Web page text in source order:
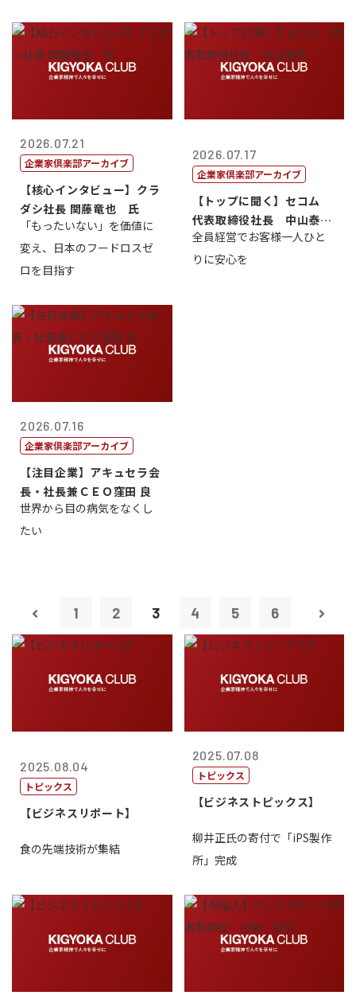
2026.07.21
企業家倶楽部アーカイブ
【核心インタビュー】クラ
ダシ社長 関藤竜也 氏
「もったいない」を価値に
変え、日本のフードロスゼ
ロを目指す
2026.07.17
企業家倶楽部アーカイブ
【トップに聞く】セコム
代表取締役社長 中山泰
男
全員経営でお客様一人ひと
りに安心を
2026.07.16
企業家倶楽部アーカイブ
【注目企業】アキュセラ会
長・社長兼ＣＥＯ窪田 良
世界から目の病気をなくし
たい
1 2 3 4 5 6
2025.08.04
トピックス
【ビジネスリポート】
食の先端技術が集結
2025.07.08
トピックス
【ビジネストピックス】
柳井正氏の寄付で「iPS製作
所」完成